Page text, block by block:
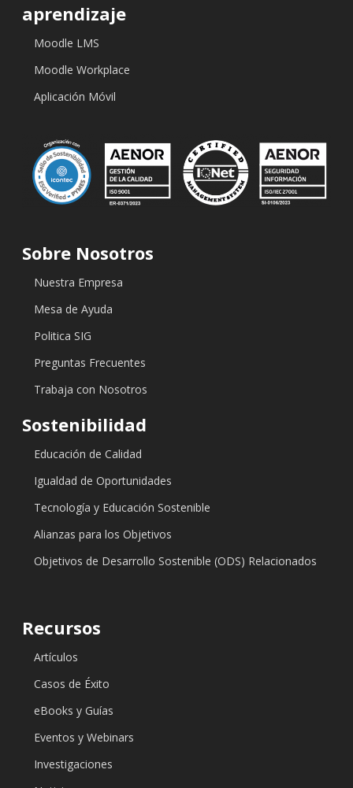
aprendizaje
Moodle LMS
Moodle Workplace
Aplicación Móvil
Sobre Nosotros
Nuestra Empresa
Mesa de Ayuda
Politica SIG
Preguntas Frecuentes
Trabaja con Nosotros
Sostenibilidad
Educación de Calidad
Igualdad de Oportunidades
Tecnología y Educación Sostenible
Alianzas para los Objetivos
Objetivos de Desarrollo Sostenible (ODS) Relacionados
Recursos
Artículos
Casos de Éxito
eBooks y Guías
Eventos y Webinars
Investigaciones